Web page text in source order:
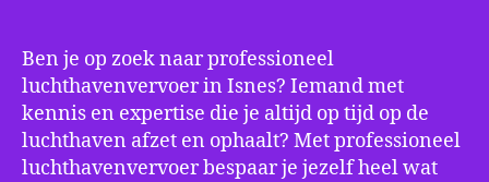
Ben je op zoek naar professioneel
luchthavenvervoer in Isnes? Iemand met
kennis en expertise die je altijd op tijd op de
luchthaven afzet en ophaalt? Met professioneel
luchthavenvervoer bespaar je jezelf heel wat